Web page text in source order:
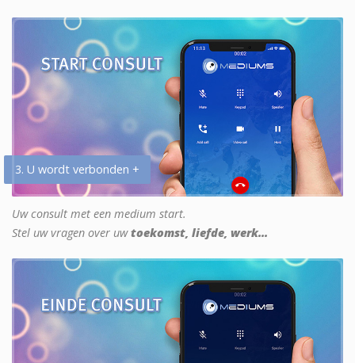
3. U wordt verbonden +
Uw consult met een medium start.
Stel uw vragen over uwtoekomst, liefde, werk...